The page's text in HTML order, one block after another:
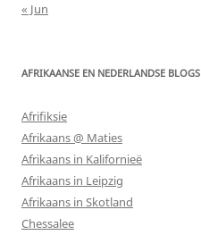
« Jun
AFRIKAANSE EN NEDERLANDSE BLOGS
Afrifiksie
Afrikaans @ Maties
Afrikaans in Kalifornieë
Afrikaans in Leipzig
Afrikaans in Skotland
Chessalee